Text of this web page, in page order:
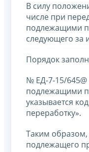
В силу
числе при
подлежащими
следующего за
Порядок
№ ЕД-7-15/645@
подлежащими
указывается
переработку».
Таким
подлежащего